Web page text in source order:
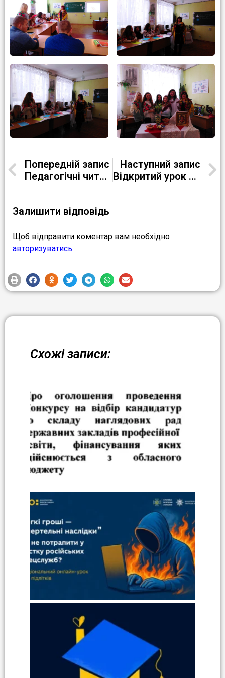
Попередній запис
Педагогічні читання
Наступний запис
Відкритий урок виробничого навчання на тему «Приготування смажених яєць»
Залишити відповідь
Щоб відправити коментар вам необхідно
авторизуватись.
Схожі записи: